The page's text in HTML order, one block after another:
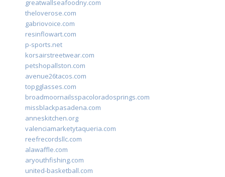
greatwallseafoodny.com
theloverose.com
gabriovoice.com
resinflowart.com
p-sports.net
korsairstreetwear.com
petshopallston.com
avenue26tacos.com
topgglasses.com
broadmoornailsspacoloradosprings.com
missblackpasadena.com
anneskitchen.org
valenciamarketytaqueria.com
reefrecordsllc.com
alawaffle.com
aryouthfishing.com
united-basketball.com